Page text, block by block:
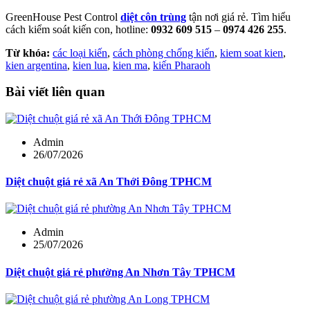
GreenHouse Pest Control diệt côn trùng tận nơi giá rẻ. Tìm hiểu
cách kiểm soát kiến con, hotline: 0932 609 515 – 0974 426 255.
Từ khóa: các loại kiến, cách phòng chống kiến, kiem soat kien,
kien argentina, kien lua, kien ma, kiến Pharaoh
Bài viết liên quan
Admin
26/07/2026
Diệt chuột giá rẻ xã An Thới Đông TPHCM
Admin
25/07/2026
Diệt chuột giá rẻ phường An Nhơn Tây TPHCM